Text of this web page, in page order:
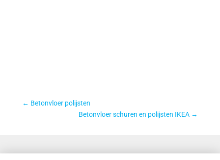
← Betonvloer polijsten
Betonvloer schuren en polijsten IKEA →